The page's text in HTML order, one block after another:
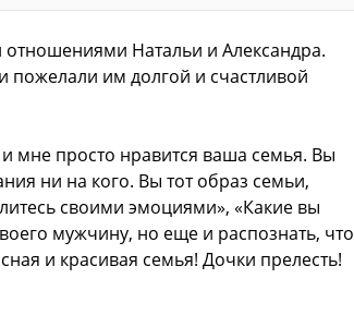
Натальи и Александра.
им долгой и счастливой
мне просто нравится ваша семья. Вы
ни на кого. Вы тот образ семьи,
своими эмоциями», «Какие вы
мужчину, но еще и распознать, что
и красивая семья! Дочки прелесть!